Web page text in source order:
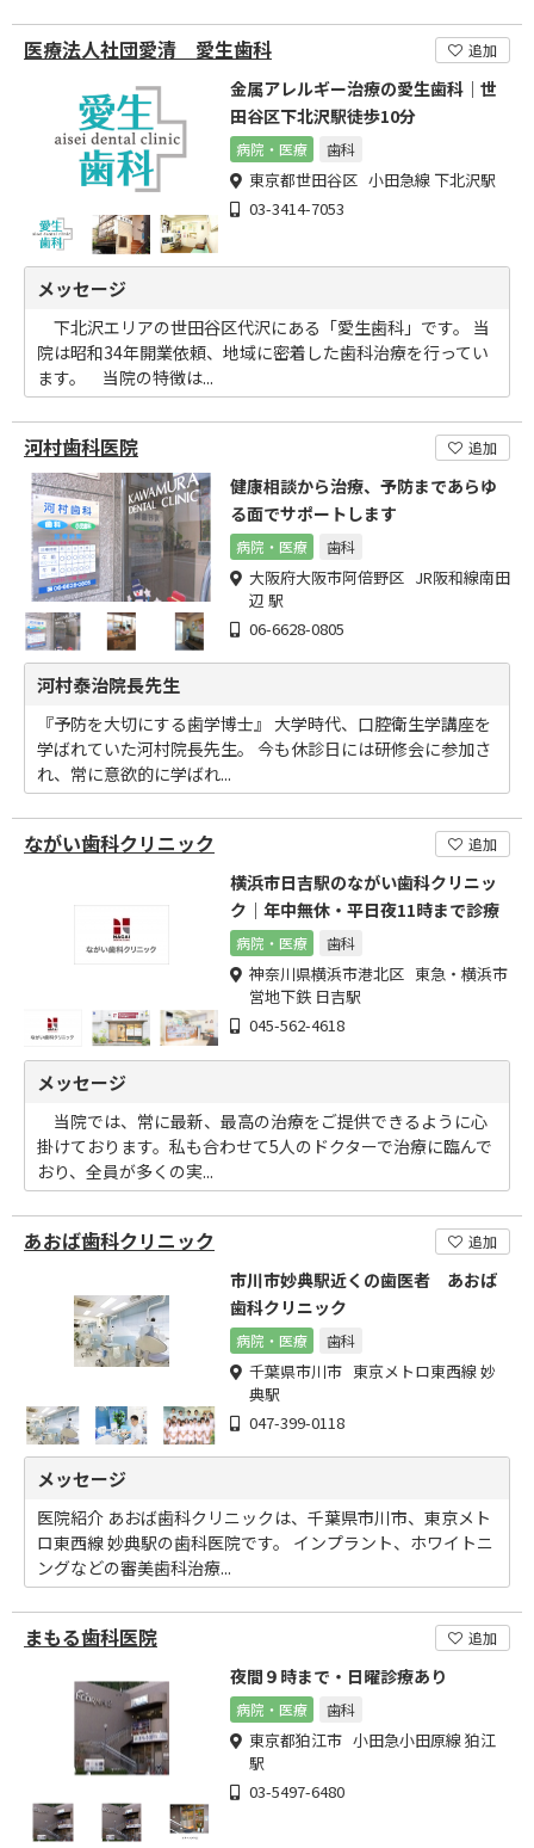
医療法人社団愛清 愛生歯科 追加
金属アレルギー治療の愛生歯科｜世
田谷区下北沢駅徒歩10分
病院・医療 歯科
東京都世田谷区 小田急線 下北沢駅
03-3414-7053
メッセージ
下北沢エリアの世田谷区代沢にある「愛生歯科」です。 当
院は昭和34年開業依頼、地域に密着した歯科治療を行ってい
ます。 当院の特徴は...
河村歯科医院 追加
健康相談から治療、予防まであらゆ
る面でサポートします
病院・医療 歯科
大阪府大阪市阿倍野区 JR阪和線南田
辺 駅
06-6628-0805
河村泰治院長先生
『予防を大切にする歯学博士』 大学時代、口腔衛生学講座を
学ばれていた河村院長先生。 今も休診日には研修会に参加さ
れ、常に意欲的に学ばれ...
ながい歯科クリニック 追加
横浜市日吉駅のながい歯科クリニッ
ク｜年中無休・平日夜11時まで診療
病院・医療 歯科
神奈川県横浜市港北区 東急・横浜市
営地下鉄 日吉駅
045-562-4618
メッセージ
当院では、常に最新、最高の治療をご提供できるように心
掛けております。私も合わせて5人のドクターで治療に臨んで
おり、全員が多くの実...
あおば歯科クリニック 追加
市川市妙典駅近くの歯医者 あおば
歯科クリニック
病院・医療 歯科
千葉県市川市 東京メトロ東西線 妙
典駅
047-399-0118
メッセージ
医院紹介 あおば歯科クリニックは、千葉県市川市、東京メト
ロ東西線 妙典駅の歯科医院です。 インプラント、ホワイトニ
ングなどの審美歯科治療...
まもる歯科医院 追加
夜間９時まで・日曜診療あり
病院・医療 歯科
東京都狛江市 小田急小田原線 狛江
駅
03-5497-6480